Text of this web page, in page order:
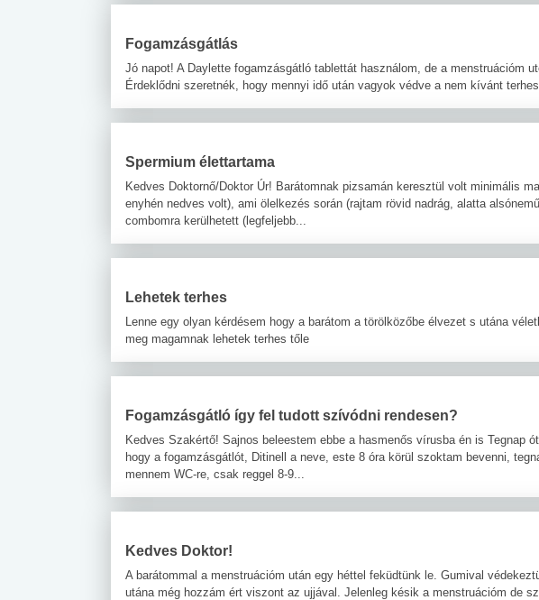
Fogamzásgátlás
Jó napot! A Daylette fogamzásgátló tablettát használom, de a menstruációm
Érdeklődni szeretnék, hogy mennyi idő után vagyok védve a nem kívánt
Spermium élettartama
Kedves Doktornő/Doktor Úr! Barátomnak pizsamán keresztül volt minimális
enyhén nedves volt), ami ölelkezés során (rajtam rövid nadrág, alatta
combomra kerülhetett (legfeljebb...
Lehetek terhes
Lenne egy olyan kérdésem hogy a barátom a törölközőbe élvezet s utána
meg magamnak lehetek terhes tőle
Fogamzásgátló így fel tudott szívódni rendesen?
Kedves Szakértő! Sajnos beleestem ebbe a hasmenős vírusba én is Tegnap
hogy a fogamzásgátlót, Ditinell a neve, este 8 óra körül szoktam bevenni,
mennem WC-re, csak reggel 8-9...
Kedves Doktor!
A barátommal a menstruációm után egy héttel feküdtünk le. Gumival
utána még hozzám ért viszont az ujjával. Jelenleg késik a menstruációm de
Mekkora az ökológiai
lábnyomod?
tudásteszt
nyelvvizsga